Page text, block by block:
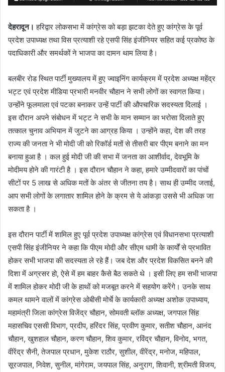
देहरादून। हरिद्वार लोकसभा में कांग्रेस को बड़ा झटका देते हुए कांग्रेस के पूर्व
प्रदेश उपाध्यक्ष तथा विस प्रत्याशी रहे एसपी सिंह इंजीनियर सहित कई प्रकोष्ठ के
पदाधिकारी और समर्थकों ने भाजपा का दामन थाम लिया है।
बलबीर रोड स्थित पार्टी मुख्यालय में हुए ज्वाइनिंग कार्यक्रम में प्रदेश अध्यक्ष महेंद्र
भट्ट एवं प्रदेश मीडिया प्रभारी मनवीर चौहान ने सभी लोगों का स्वागत किया।
उन्होंने फूलमाला एवं पटका बनाकर उन्हें पार्टी की औपचारिक सदस्यता दिलाई ।
इस दौरान अपने संबोधन में भट्ट ने सभी के मान सम्मान का भरोसा दिलाते हुए
तत्काल चुनाव अभियान में जुटने का आग्रह किया । उन्होंने कहा, देश की तरह
राज्य की जनता ने भी मोदी जी को रिकॉर्ड मतों से तीसरी बार पीएम बनाने का मन
बनाया हुआ है । कल हुई मोदी जी की सभा में जनता का आशीर्वाद, देवभूमि के
मोदीमय होने की गारंटी है । इस दौरान चौहान ने कहा, हमारे उम्मीदवारों का पांचों
सीटों पर 5 लाख से अधिक मतों के अंतर से जीतना तय है। साथ ही उम्मीद जताई,
आप सभी लोगों के लगातार शामिल होने के क्रम से ये आंकड़ा उससे भी अधिक जा
सकता है ।
इस दौरान पार्टी में शामिल हुए पूर्व प्रदेश उपाध्यक्ष कांग्रेस एवं विधानसभा प्रत्याशी
एसपी सिंह इंजीनियर ने कहा कि पीएम मोदी और सीएम धामी के कार्यों से प्रभावित
होकर सभी भाजपा की सदस्यता ले रहे हैं। जब देश और प्रदेश विकसित बनने की
दिशा में अग्रसर हो, ऐसे में हम बाहर कैसे बैठ सकते थे । इसी लिए हम सभी भाजपा
में शामिल होकर मोदी जी के हाथों को मजबूत करने में सहयोग करेंगे। उनके साथ
कमल थामने वालों में कांग्रेस ओबीसी मोर्चे के कार्यकारी अध्यक्ष अशोक उपाध्याय,
महामंत्री जिला कांग्रेस विजेंद्र चौहान, सोमवती ब्लॉक अध्यक्ष, जगपाल सिंह
महासचिव एससी विभाग, प्रदीप, हरिंदर सिंह, प्रवीण कुमार, सतीश चौहान, आनंद
चौहान, खुशहाल चौहान, करण चौहान, शिव कुमार, रविंद्र चौहान, विनोद, भगत,
वीरेंद्र सैनी, तेजपाल प्रधान, मुकेश राठौर, सुशील, वीरेंद्र, मनोज, महिपाल,
सूरजपाल, निवेश, सुनील, मांगेराम, जयपाल सिंह, अनुराग, शिवानी, श्रीमती विजय,